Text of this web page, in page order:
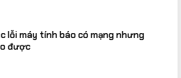
lỗi máy tính báo có mạng nhưng
được